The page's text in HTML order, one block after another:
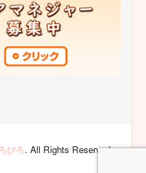
びろ. All Rights Reserved.